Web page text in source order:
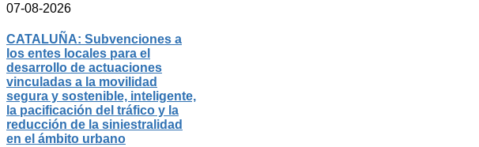
07-08-2026
CATALUÑA: Subvenciones a
los entes locales para el
desarrollo de actuaciones
vinculadas a la movilidad
segura y sostenible, inteligente,
la pacificación del tráfico y la
reducción de la siniestralidad
en el ámbito urbano